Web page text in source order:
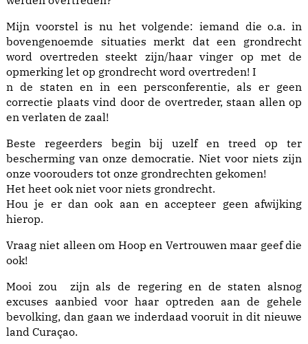
Mijn voorstel is nu het volgende: iemand die o.a. in
bovengenoemde situaties merkt dat een grondrecht
word overtreden steekt zijn/haar vinger op met de
opmerking let op grondrecht word overtreden! I
n de staten en in een persconferentie, als er geen
correctie plaats vind door de overtreder, staan allen op
en verlaten de zaal!
Beste regeerders begin bij uzelf en treed op ter
bescherming van onze democratie. Niet voor niets zijn
onze voorouders tot onze grondrechten gekomen!
Het heet ook niet voor niets grondrecht.
Hou je er dan ook aan en accepteer geen afwijking
hierop.
Vraag niet alleen om Hoop en Vertrouwen maar geef die
ook!
Mooi zou zijn als de regering en de staten alsnog
excuses aanbied voor haar optreden aan de gehele
bevolking, dan gaan we inderdaad vooruit in dit nieuwe
land Curaçao.